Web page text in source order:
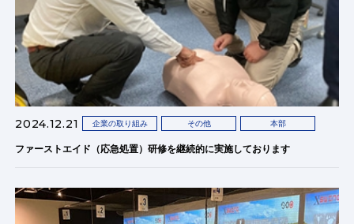
2024.12.21 企業の取り組み その他 本部
ファーストエイド（応急処置）研修を継続的に実施しております